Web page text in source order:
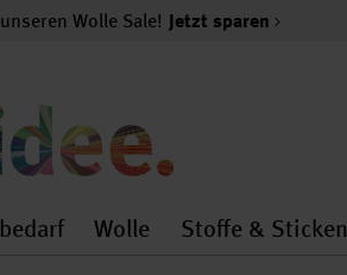
Wolle Sale! Jetzt sparen
general.openMenu
Künstlerbedarf
Wolle
Wolle
Stoffe & Sticken